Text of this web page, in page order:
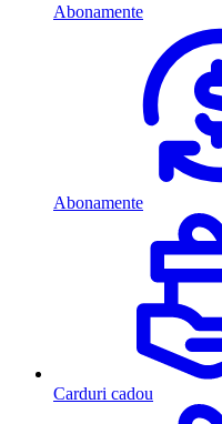
Abonamente
Abonamente
Carduri cadou